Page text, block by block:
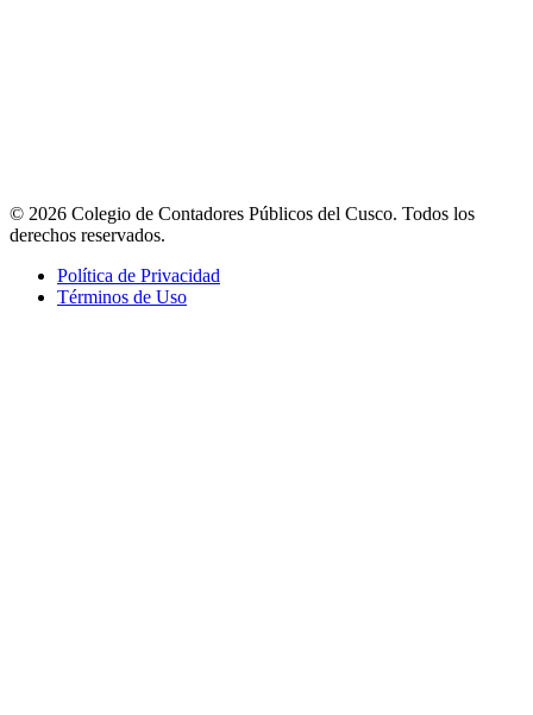
© 2026 Colegio de Contadores Públicos del Cusco. Todos los
derechos reservados.
Política de Privacidad
Términos de Uso